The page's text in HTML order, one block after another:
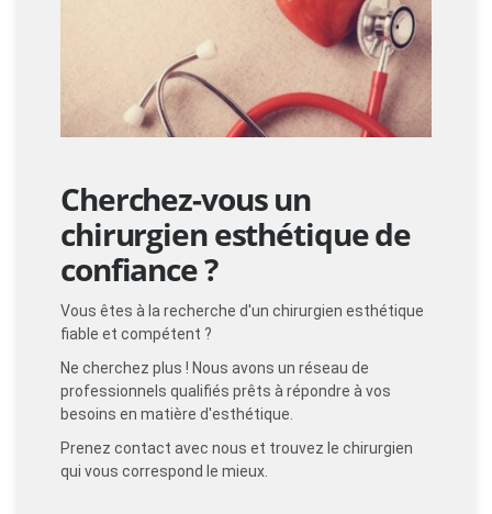
Cherchez-vous un
chirurgien esthétique de
confiance ?
Vous êtes à la recherche d'un chirurgien esthétique
fiable et compétent ?
Ne cherchez plus ! Nous avons un réseau de
professionnels qualifiés prêts à répondre à vos
besoins en matière d'esthétique.
Prenez contact avec nous et trouvez le chirurgien
qui vous correspond le mieux.